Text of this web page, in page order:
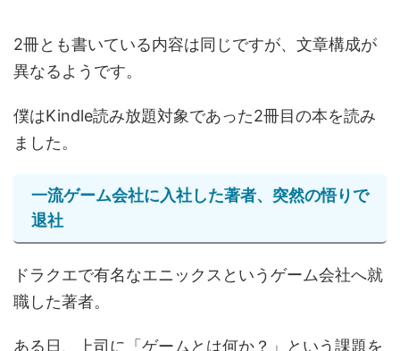
2冊とも書いている内容は同じですが、文章構成が
異なるようです。
僕はKindle読み放題対象であった2冊目の本を読み
ました。
一流ゲーム会社に入社した著者、突然の悟りで
退社
ドラクエで有名なエニックスというゲーム会社へ就
職した著者。
ある日、上司に「ゲームとは何か？」という課題を